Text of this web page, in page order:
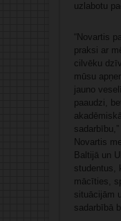
uzlabotu
“Novartis
praksi ar
cilvēku
mūsu
jauno
paaudzi,
Novartis
Baltijā un
studentus,
mācīties,
situācijām
sadarbībā